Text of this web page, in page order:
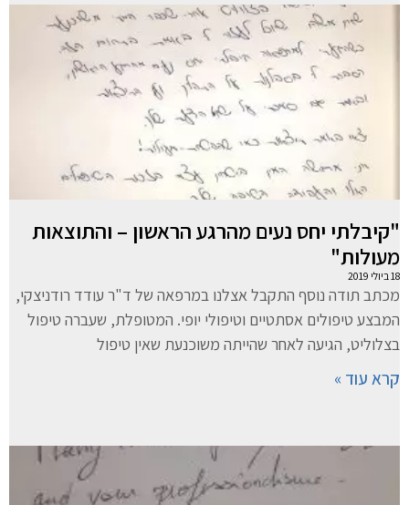
"קיבלתי יחס נעים מהרגע הראשון – והתוצאות
מעולות"
18 ביולי 2019
מכתב תודה נוסף התקבל אצלנו במרפאה של ד"ר עודד רודניצקי,
המבצע טיפולים אסתטיים וטיפולי יופי. המטופלת, שעברה טיפול
בצלוליט, הגיעה לאחר שהייתה משוכנעת שאין טיפול
קרא עוד »